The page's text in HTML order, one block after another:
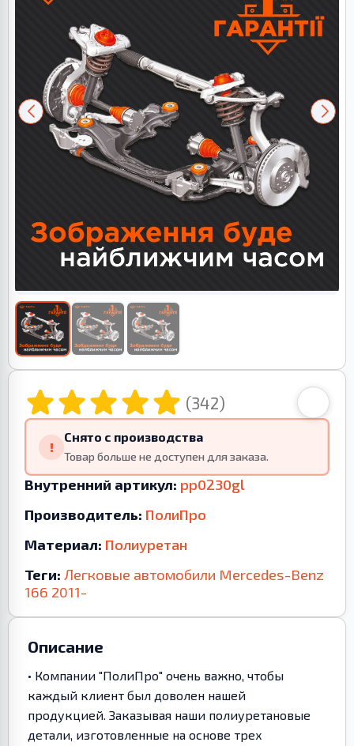
(342)
!
Снято с производства
Товар больше не доступен для заказа.
Внутренний артикул: pp0230gl
Производитель: ПолиПро
Материал: Полиуретан
Теги: Легковые автомобили Mercedes-Benz
166 2011-
Описание
• Компании "ПолиПро" очень важно, чтобы
каждый клиент был доволен нашей
продукцией. Заказывая наши полиуретановые
детали, изготовленные на основе трех